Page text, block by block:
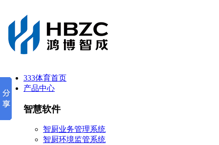
333体育首页
产品中心
智慧软件
智厨业务管理系统
智厨环境监管系统